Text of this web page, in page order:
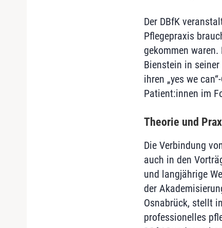
Der DBfK
Pflegepraxis
gekommen
Bienstein in
ihren „yes we
Patient:innen im
Theorie und
Die Verbindung
auch in den
und langjährige
der
Osnabrück, stellt
professionelles